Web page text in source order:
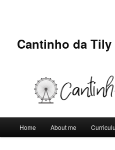
Cantinho da Tily
Home About me